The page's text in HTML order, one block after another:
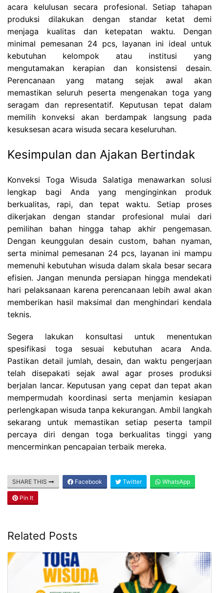
acara kelulusan secara profesional. Setiap tahapan
produksi dilakukan dengan standar ketat demi
menjaga kualitas dan ketepatan waktu. Dengan
minimal pemesanan 24 pcs, layanan ini ideal untuk
kebutuhan kelompok atau institusi yang
mengutamakan kerapian dan konsistensi desain.
Perencanaan yang matang sejak awal akan
memastikan seluruh peserta mengenakan toga yang
seragam dan representatif. Keputusan tepat dalam
memilih konveksi akan berdampak langsung pada
kesuksesan acara wisuda secara keseluruhan.
Kesimpulan dan Ajakan Bertindak
Konveksi Toga Wisuda Salatiga menawarkan solusi
lengkap bagi Anda yang menginginkan produk
berkualitas, rapi, dan tepat waktu. Setiap proses
dikerjakan dengan standar profesional mulai dari
pemilihan bahan hingga tahap akhir pengemasan.
Dengan keunggulan desain custom, bahan nyaman,
serta minimal pemesanan 24 pcs, layanan ini mampu
memenuhi kebutuhan wisuda dalam skala besar secara
efisien. Jangan menunda persiapan hingga mendekati
hari pelaksanaan karena perencanaan lebih awal akan
memberikan hasil maksimal dan menghindari kendala
teknis.
Segera lakukan konsultasi untuk menentukan
spesifikasi toga sesuai kebutuhan acara Anda.
Pastikan detail jumlah, desain, dan waktu pengerjaan
telah disepakati sejak awal agar proses produksi
berjalan lancar. Keputusan yang cepat dan tepat akan
mempermudah koordinasi serta menjamin kesiapan
perlengkapan wisuda tanpa kekurangan. Ambil langkah
sekarang untuk memastikan setiap peserta tampil
percaya diri dengan toga berkualitas tinggi yang
mencerminkan pencapaian terbaik mereka.
SHARE THIS Facebook Twitter WhatsApp
Pin It
Related Posts